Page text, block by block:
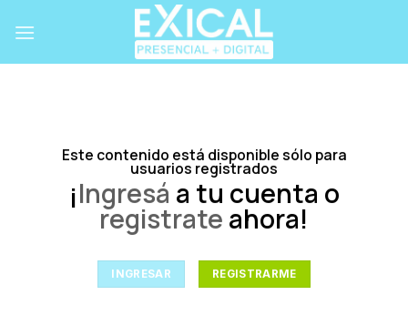
Este contenido está disponible sólo para
usuarios registrados
¡Ingresá a tu cuenta o
registrate ahora!
INGRESAR REGISTRARME